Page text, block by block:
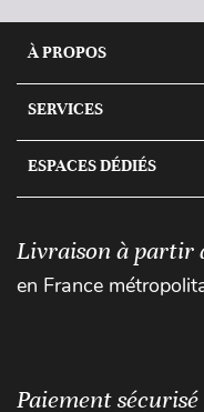
À PROPOS
SERVICES
ESPACES DÉDIÉS
Livraison à partir
en France
Paiement sécurisé